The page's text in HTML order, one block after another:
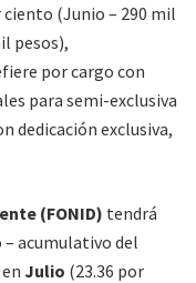
(Junio – 290 mil
pesos),
por cargo con
para semi-exclusiva
dedicación exclusiva,
(FONID) tendrá
– acumulativo del
Julio (23.36 por